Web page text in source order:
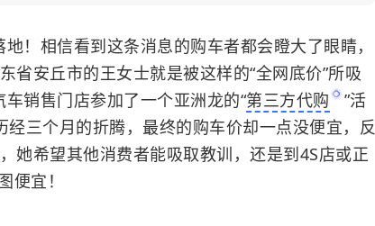
！相信看到这条消息的购车者都会瞪大了眼睛，
省安丘市的王女士就是被这样的“全网底价”所吸
销售门店参加了一个亚洲龙的“第三方代购
”活
经三个月的折腾，最终的购车价却一点没便宜，反
她希望其他消费者能吸取教训，还是到4S店或正
便宜！